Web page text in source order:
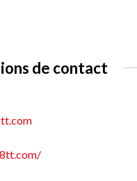
de contact